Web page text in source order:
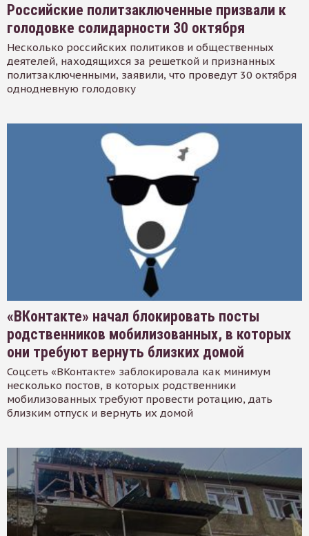
Российские политзаключенные призвали к
голодовке солидарности 30 октября
Несколько российских политиков и общественных
деятелей, находящихся за решеткой и признанных
политзаключенными, заявили, что проведут 30 октября
однодневную голодовку
«ВКонтакте» начал блокировать посты
родственников мобилизованных, в которых
они требуют вернуть близких домой
Соцсеть «ВКонтакте» заблокировала как минимум
несколько постов, в которых родственники
мобилизованных требуют провести ротацию, дать
близким отпуск и вернуть их домой